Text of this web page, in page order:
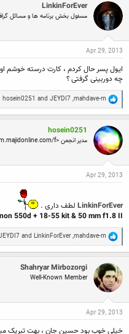
t
i
o
n
:
LinkinForEver
مسئول بخش برنامه ها و مسائل
Apr 29, 2013
ایول پسر حال کردم ، کارت درسته خوشم
چه دوربینی گرفتی ؟
R
a
t
i
o
n
:
mahdave-m
,
JEYDI7
hosein0251
hosein0251
مدیر انجمن <A href="http://forum.majidonline.com/f
Apr 29, 2013
LinkinForEver لطف داری .
550d + 18-55 kit & 50 mm f1.8 II
R
a
t
i
o
n
:
mahdave-m
,
LinkinForEver
Shahryar Mirbozorgi
Well-Known Member
Apr 29, 2013
خیلی خوب بود حسین جان ، بهت تبریک